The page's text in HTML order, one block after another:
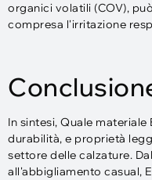
organici volatili (COV),
compresa l'irritazione
In sintesi, Quale
durabilità, e proprietà
settore delle calzature.
all'abbigliamento casual,